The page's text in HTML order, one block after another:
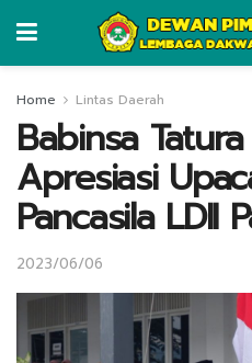
Home Lintas Daerah
Babinsa
Apresiasi
Pancasila LDII
2023/06/06